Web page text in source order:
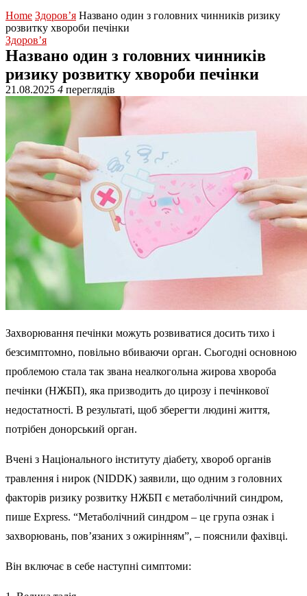
Home Здоров’я Названо один з головних чинників ризику
розвитку хвороби печінки
Здоров’я
Названо один з головних чинників
ризику розвитку хвороби печінки
21.08.2025 4 переглядів
Захворювання печінки можуть розвиватися досить тихо і
безсимптомно, повільно вбиваючи орган. Сьогодні основною
проблемою стала так звана неалкогольна жирова хвороба
печінки (НЖБП), яка призводить до цирозу і печінкової
недостатності. В результаті, щоб зберегти людині життя,
потрібен донорський орган.
Вчені з Національного інституту діабету, хвороб органів
травлення і нирок (NIDDK) заявили, що одним з головних
факторів ризику розвитку НЖБП є метаболічний синдром,
пише Express. “Метаболічний синдром – це група ознак і
захворювань, пов’язаних з ожирінням”, – пояснили фахівці.
Він включає в себе наступні симптоми: